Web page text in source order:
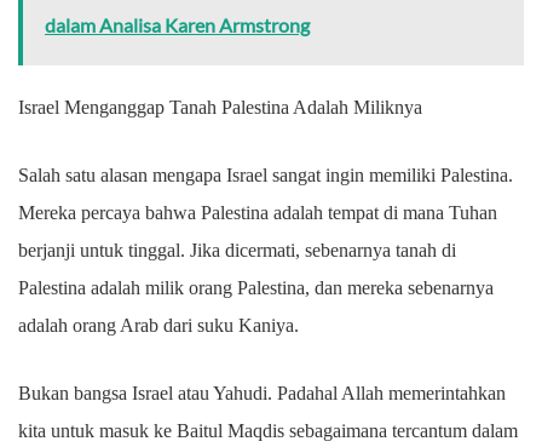
dalam Analisa Karen Armstrong
Israel Menganggap Tanah Palestina Adalah Miliknya
Salah satu alasan mengapa Israel sangat ingin memiliki Palestina.
Mereka percaya bahwa Palestina adalah tempat di mana Tuhan
berjanji untuk tinggal. Jika dicermati, sebenarnya tanah di
Palestina adalah milik orang Palestina, dan mereka sebenarnya
adalah orang Arab dari suku Kaniya.
Bukan bangsa Israel atau Yahudi. Padahal Allah memerintahkan
kita untuk masuk ke Baitul Maqdis sebagaimana tercantum dalam